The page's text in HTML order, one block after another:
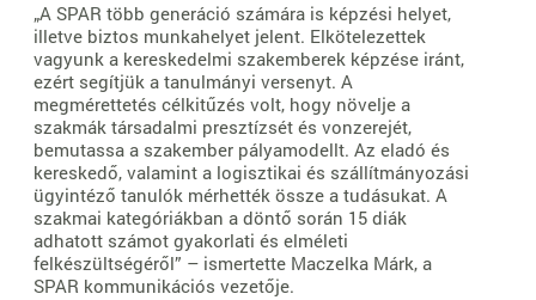
„A SPAR több generáció számára is képzési helyet,
illetve biztos munkahelyet jelent. Elkötelezettek
vagyunk a kereskedelmi szakemberek képzése iránt,
ezért segítjük a tanulmányi versenyt. A
megmérettetés célkitűzés volt, hogy növelje a
szakmák társadalmi presztízsét és vonzerejét,
bemutassa a szakember pályamodellt. Az eladó és
kereskedő, valamint a logisztikai és szállítmányozási
ügyintéző tanulók mérhették össze a tudásukat. A
szakmai kategóriákban a döntő során 15 diák
adhatott számot gyakorlati és elméleti
felkészültségéről” – ismertette Maczelka Márk, a
SPAR kommunikációs vezetője.